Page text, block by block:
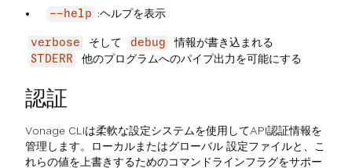
--help :ヘルプを表示
verbose そして debug 情報が書き込まれる
STDERR 他のプログラムへのパイプ出力を可能にする
認証
Vonage CLIは柔軟な設定システムを使用してAPI認証情報を
管理します。ローカルまたはグローバル 設定ファイルと、こ
れらの値を上書きするためのコマンドラインフラグをサポー